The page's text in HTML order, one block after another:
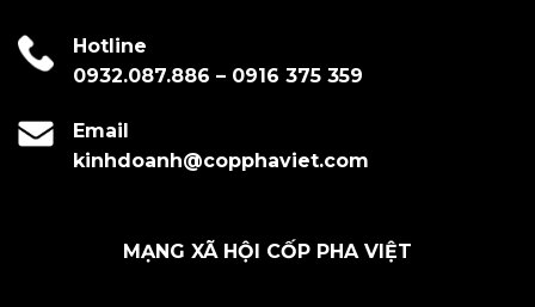
Hotline
0932.087.886 – 0916 375 359
Email
kinhdoanh@copphaviet.com
MẠNG XÃ HỘI CỐP PHA VIỆT